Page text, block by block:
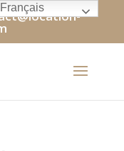
Français